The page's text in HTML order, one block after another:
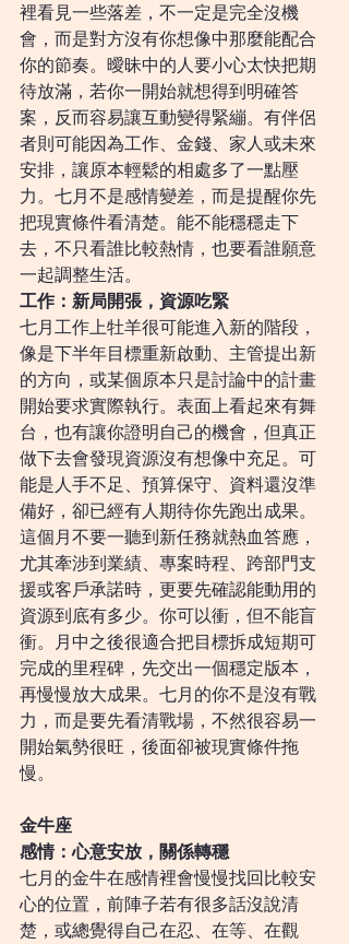
裡看見一些落差，不一定是完全沒機
會，而是對方沒有你想像中那麼能配合
你的節奏。曖昧中的人要小心太快把期
待放滿，若你一開始就想得到明確答
案，反而容易讓互動變得緊繃。有伴侶
者則可能因為工作、金錢、家人或未來
安排，讓原本輕鬆的相處多了一點壓
力。七月不是感情變差，而是提醒你先
把現實條件看清楚。能不能穩穩走下
去，不只看誰比較熱情，也要看誰願意
一起調整生活。
工作：新局開張，資源吃緊
七月工作上牡羊很可能進入新的階段，
像是下半年目標重新啟動、主管提出新
的方向，或某個原本只是討論中的計畫
開始要求實際執行。表面上看起來有舞
台，也有讓你證明自己的機會，但真正
做下去會發現資源沒有想像中充足。可
能是人手不足、預算保守、資料還沒準
備好，卻已經有人期待你先跑出成果。
這個月不要一聽到新任務就熱血答應，
尤其牽涉到業績、專案時程、跨部門支
援或客戶承諾時，更要先確認能動用的
資源到底有多少。你可以衝，但不能盲
衝。月中之後很適合把目標拆成短期可
完成的里程碑，先交出一個穩定版本，
再慢慢放大成果。七月的你不是沒有戰
力，而是要先看清戰場，不然很容易一
開始氣勢很旺，後面卻被現實條件拖
慢。
金牛座
感情：心意安放，關係轉穩
七月的金牛在感情裡會慢慢找回比較安
心的位置，前陣子若有很多話沒說清
楚，或總覺得自己在忍、在等、在觀